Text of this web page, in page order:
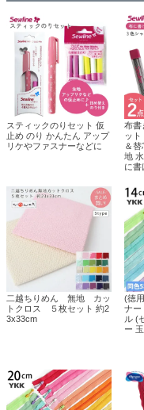
スティックのりセット 仮
止め のり かんたん アップ
リケやファスナーなどに
布書
ッ
＆
地
に書
二越ちりめん 無地 カッ
トクロス ５枚セット 約2
3x33cm
(徳
ナー
ル (
ー